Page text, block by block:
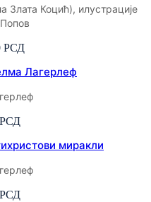
Злата Коцић), илустрације
РСД
Лагерлеф
РСД
миракли
РСД